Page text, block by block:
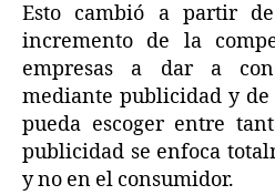
Esto cambió a partir
incremento de la
empresas a dar a
mediante publicidad y
pueda escoger entre
publicidad se enfoca
y no en el consumidor.